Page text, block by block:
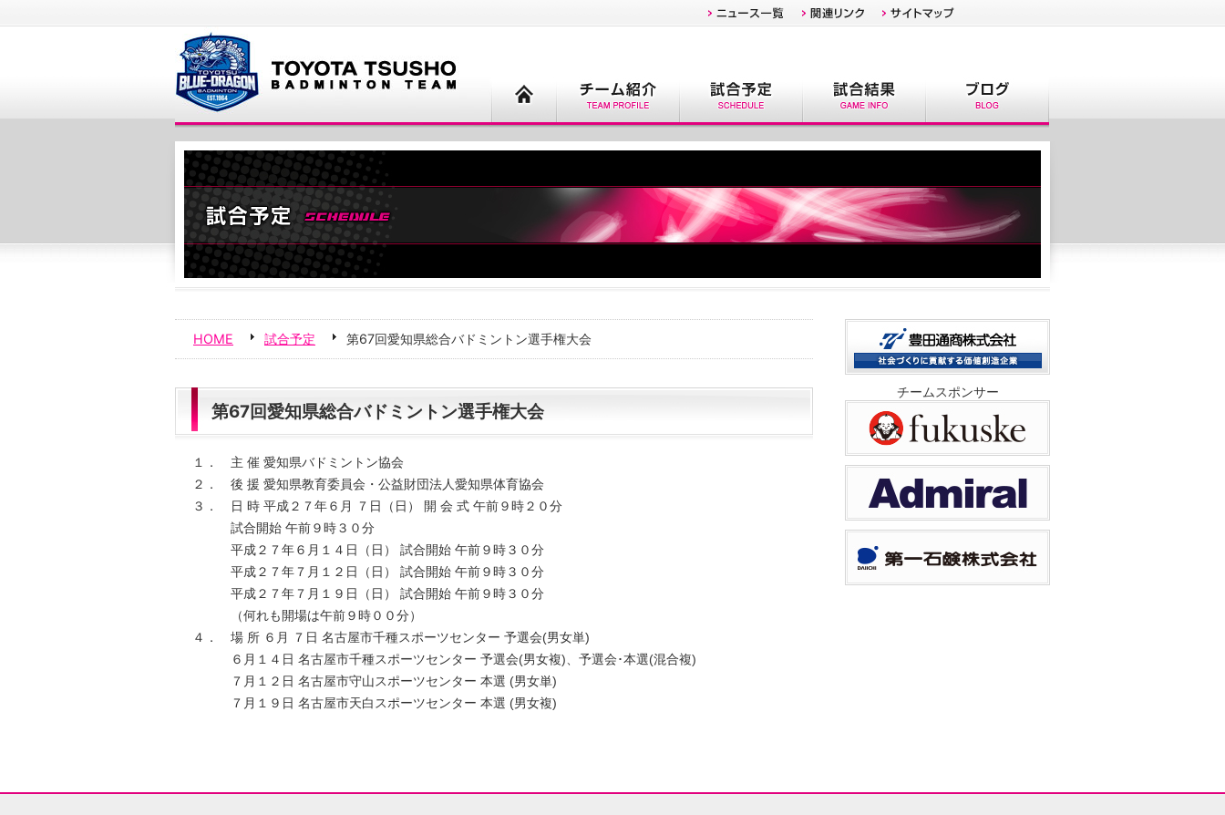
HOME 試合予定 第67回愛知県総合バドミントン選手権大会
第67回愛知県総合バドミントン選手権大会
１． 主 催 愛知県バドミントン協会
２． 後 援 愛知県教育委員会・公益財団法人愛知県体育協会
３． 日 時 平成２７年６月 ７日（日） 開 会 式 午前９時２０分
試合開始 午前９時３０分
平成２７年６月１４日（日） 試合開始 午前９時３０分
平成２７年７月１２日（日） 試合開始 午前９時３０分
平成２７年７月１９日（日） 試合開始 午前９時３０分
（何れも開場は午前９時００分）
４． 場 所 ６月 ７日 名古屋市千種スポーツセンター 予選会(男女単)
６月１４日 名古屋市千種スポーツセンター 予選会(男女複)、予選会･本選(混合複)
７月１２日 名古屋市守山スポーツセンター 本選 (男女単)
７月１９日 名古屋市天白スポーツセンター 本選 (男女複)
チームスポンサー